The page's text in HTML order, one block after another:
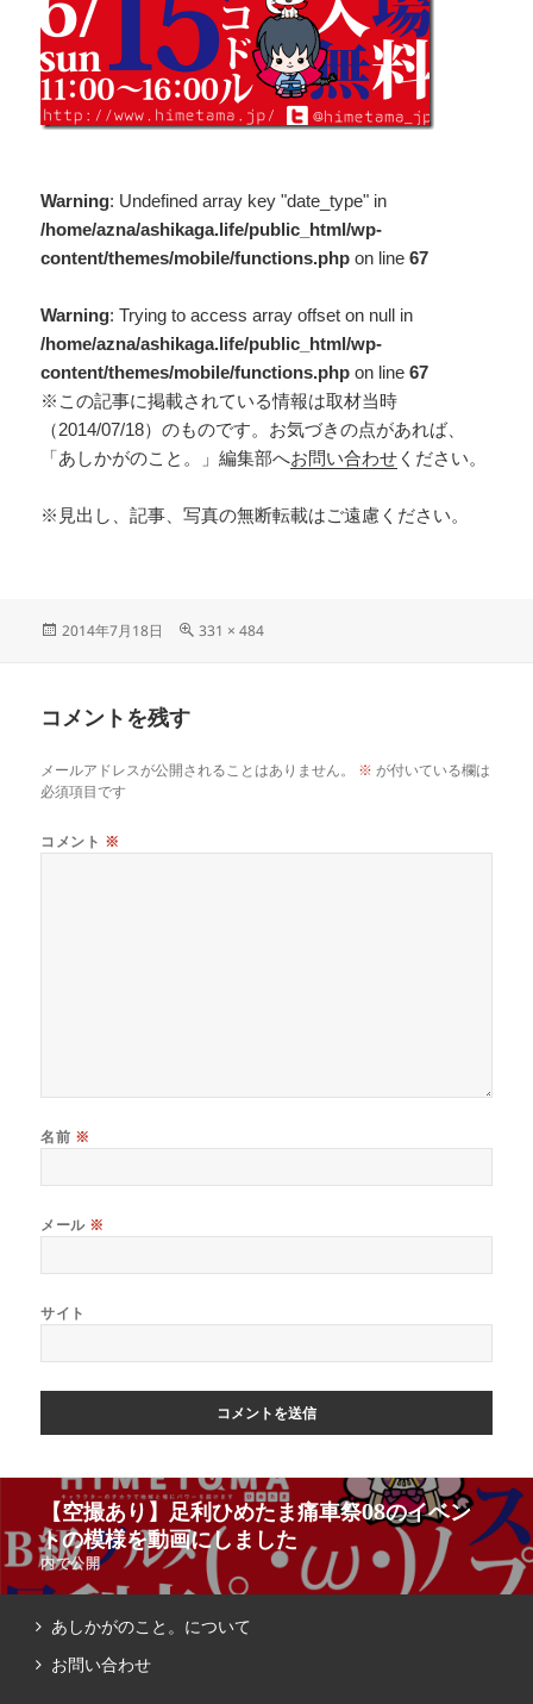
Warning: Undefined array key "date_type" in
/home/azna/ashikaga.life/public_html/wp-
content/themes/mobile/functions.php on line67
Warning: Trying to access array offset on null in
/home/azna/ashikaga.life/public_html/wp-
content/themes/mobile/functions.php on line67
※この記事に掲載されている情報は取材当時
（2014/07/18）のものです。お気づきの点があれば、
「あしかがのこと。」編集部へお問い合わせ ください。
※見出し、記事、写真の無断転載はご遠慮ください。
2014年7月18日 331 × 484
コメントを残す
メールアドレスが公開されることはありません。 ※ が付いている欄は
必須項目です
コメント ※
名前 ※
メール ※
サイト
【空撮あり】足利ひめたま痛車祭08のイベン
トの模様を動画にしました
内で公開
あしかがのこと。について
お問い合わせ